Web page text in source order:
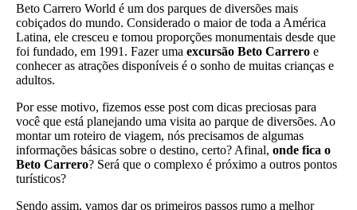
Beto Carrero World é um dos parques de diversões mais
cobiçados do mundo. Considerado o maior de toda a América
Latina, ele cresceu e tomou proporções monumentais desde que
foi fundado, em 1991. Fazer uma excursão Beto Carrero e
conhecer as atrações disponíveis é o sonho de muitas crianças e
adultos.
Por esse motivo, fizemos esse post com dicas preciosas para
você que está planejando uma visita ao parque de diversões. Ao
montar um roteiro de viagem, nós precisamos de algumas
informações básicas sobre o destino, certo? Afinal, onde fica o
Beto Carrero? Será que o complexo é próximo a outros pontos
turísticos?
Sendo assim, vamos dar os primeiros passos rumo a melhor